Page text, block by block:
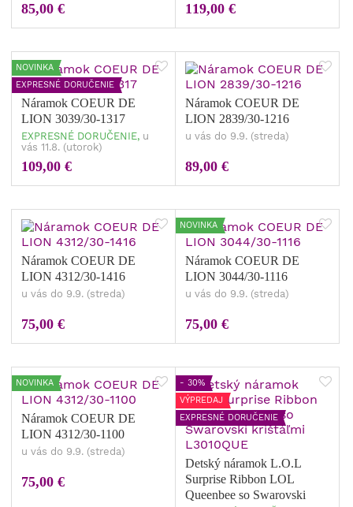
85,00 € 119,00 €
NOVINKA
EXPRESNÉ DORUČENIE
Náramok COEUR DE
LION 3039/30-1317
EXPRESNÉ DORUČENIE, u
vás 11.8. (utorok)
109,00 €
Náramok COEUR DE
LION 2839/30-1216
u vás do 9.9. (streda)
89,00 €
Náramok COEUR DE
LION 4312/30-1416
u vás do 9.9. (streda)
75,00 €
NOVINKA
Náramok COEUR DE
LION 3044/30-1116
u vás do 9.9. (streda)
75,00 €
NOVINKA
Náramok COEUR DE
LION 4312/30-1100
u vás do 9.9. (streda)
75,00 €
- 30%
VÝPREDAJ
EXPRESNÉ DORUČENIE
Detský náramok L.O.L
Surprise Ribbon LOL
Queenbee so Swarovski